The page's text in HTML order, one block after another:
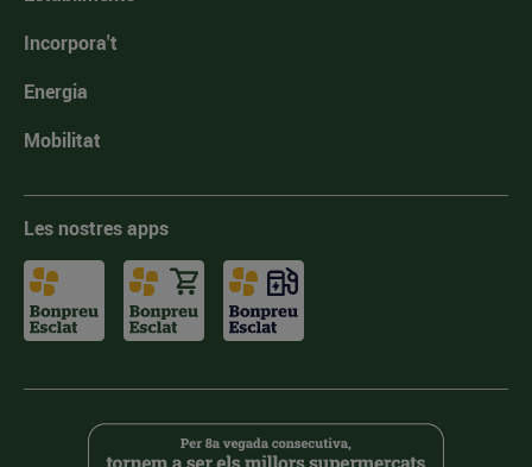
Incorpora't
Energia
Mobilitat
Les nostres apps